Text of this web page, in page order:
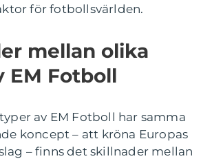
för fotbollsvärlden.
mellan olika
EM Fotboll
av EM Fotboll har samma
koncept – att kröna Europas
– finns det skillnader mellan